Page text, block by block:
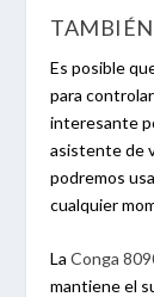
Es posible
para
interesante
asistente de
podremos
cualquier
LaConga
mantiene el